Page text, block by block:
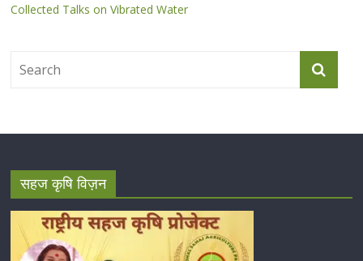
Collected Talks on Vibrated Water
सहज कृषि विज़न